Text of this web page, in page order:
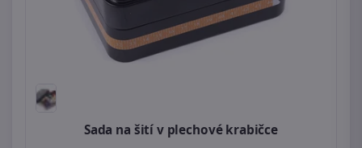
Sada na šití v plechové krabičce